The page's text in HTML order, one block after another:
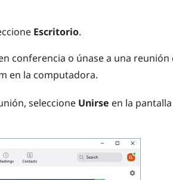
Escritorio.
conferencia o únase a una
en la computadora.
seleccione Unirse en la